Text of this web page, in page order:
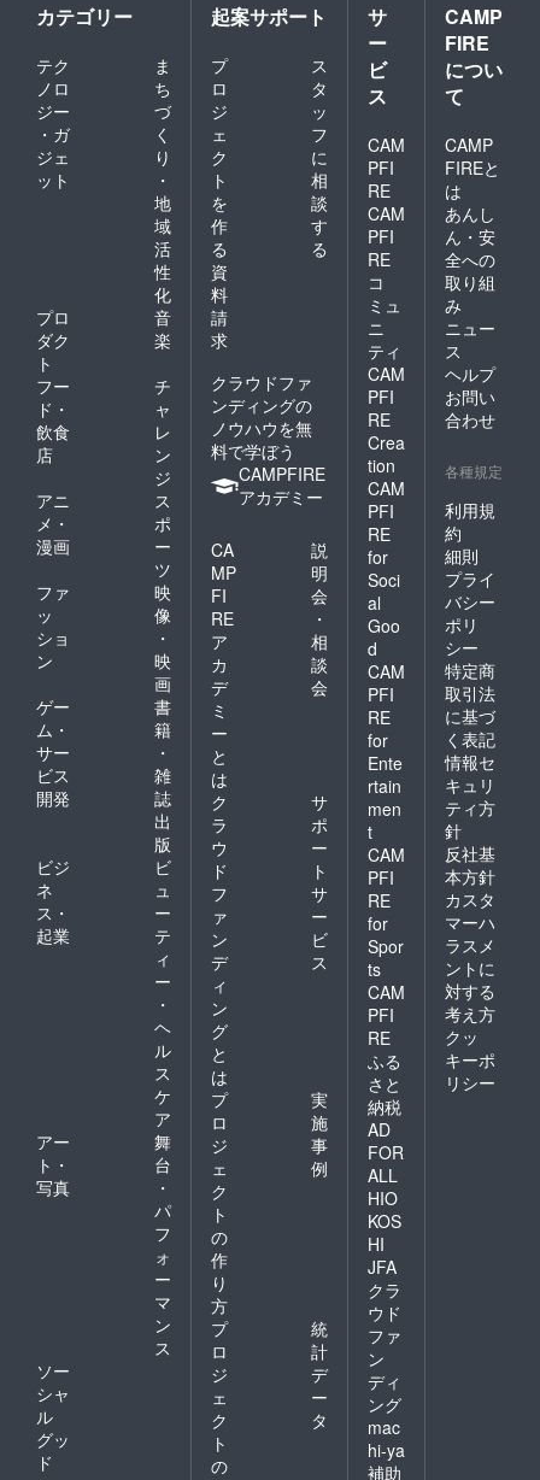
カテゴリー
テク
ノロ
ジー
・ガ
ジェ
ット
ま
ち
づ
く
り
・
地
域
活
性
化
プロ
ダク
ト
音
楽
フー
ド・
飲食
店
チ
ャ
レ
ン
ジ
アニ
メ・
漫画
ス
ポ
ー
ツ
ファ
ッ
ショ
ン
映
像
・
映
画
ゲー
ム・
サー
ビス
開発
書
籍
・
雑
誌
出
版
ビジ
ネ
ス・
起業
ビ
ュ
ー
テ
ィ
ー
・
ヘ
ル
ス
ケ
ア
アー
ト・
写真
舞
台
・
パ
フ
ォ
ー
マ
ン
ス
ソー
シャ
ル
グッ
ド
起案サポート
プ
ロ
ジ
ェ
ク
ト
を
作
る
ス
タ
ッ
フ
に
相
談
す
る
資
料
請
求
クラウドファ
ンディングの
ノウハウを無
料で学ぼう
CAMPFIRE
アカデミー
CA
MP
FI
RE
ア
カ
デ
ミ
ー
と
は
説
明
会
・
相
談
会
ク
ラ
ウ
ド
フ
ァ
ン
デ
ィ
ン
グ
と
は
サ
ポ
ー
ト
サ
ー
ビ
ス
プ
ロ
ジ
ェ
ク
ト
の
作
り
方
実
施
事
例
プ
ロ
ジ
ェ
ク
ト
の
統
計
デ
ー
タ
サ
ー
ビ
ス
CAM
PFI
RE
CAM
PFI
RE
コ
ミュ
ニ
ティ
CAM
PFI
RE
Crea
tion
CAM
PFI
RE
for
Soci
al
Goo
d
CAM
PFI
RE
for
Ente
rtain
men
t
CAM
PFI
RE
for
Spor
ts
CAM
PFI
RE
ふる
さと
納税
AD
FOR
ALL
HIO
KOS
HI
JFA
クラ
ウド
ファ
ン
ディ
ング
mac
hi-ya
補助
CAMP
FIRE
につい
て
CAMP
FIREと
は
あんし
ん・安
全への
取り組
み
ニュー
ス
ヘルプ
お問い
合わせ
各種規定
利用規
約
細則
プライ
バシー
ポリ
シー
特定商
取引法
に基づ
く表記
情報セ
キュリ
ティ方
針
反社基
本方針
カスタ
マーハ
ラスメ
ントに
対する
考え方
クッ
キーポ
リシー